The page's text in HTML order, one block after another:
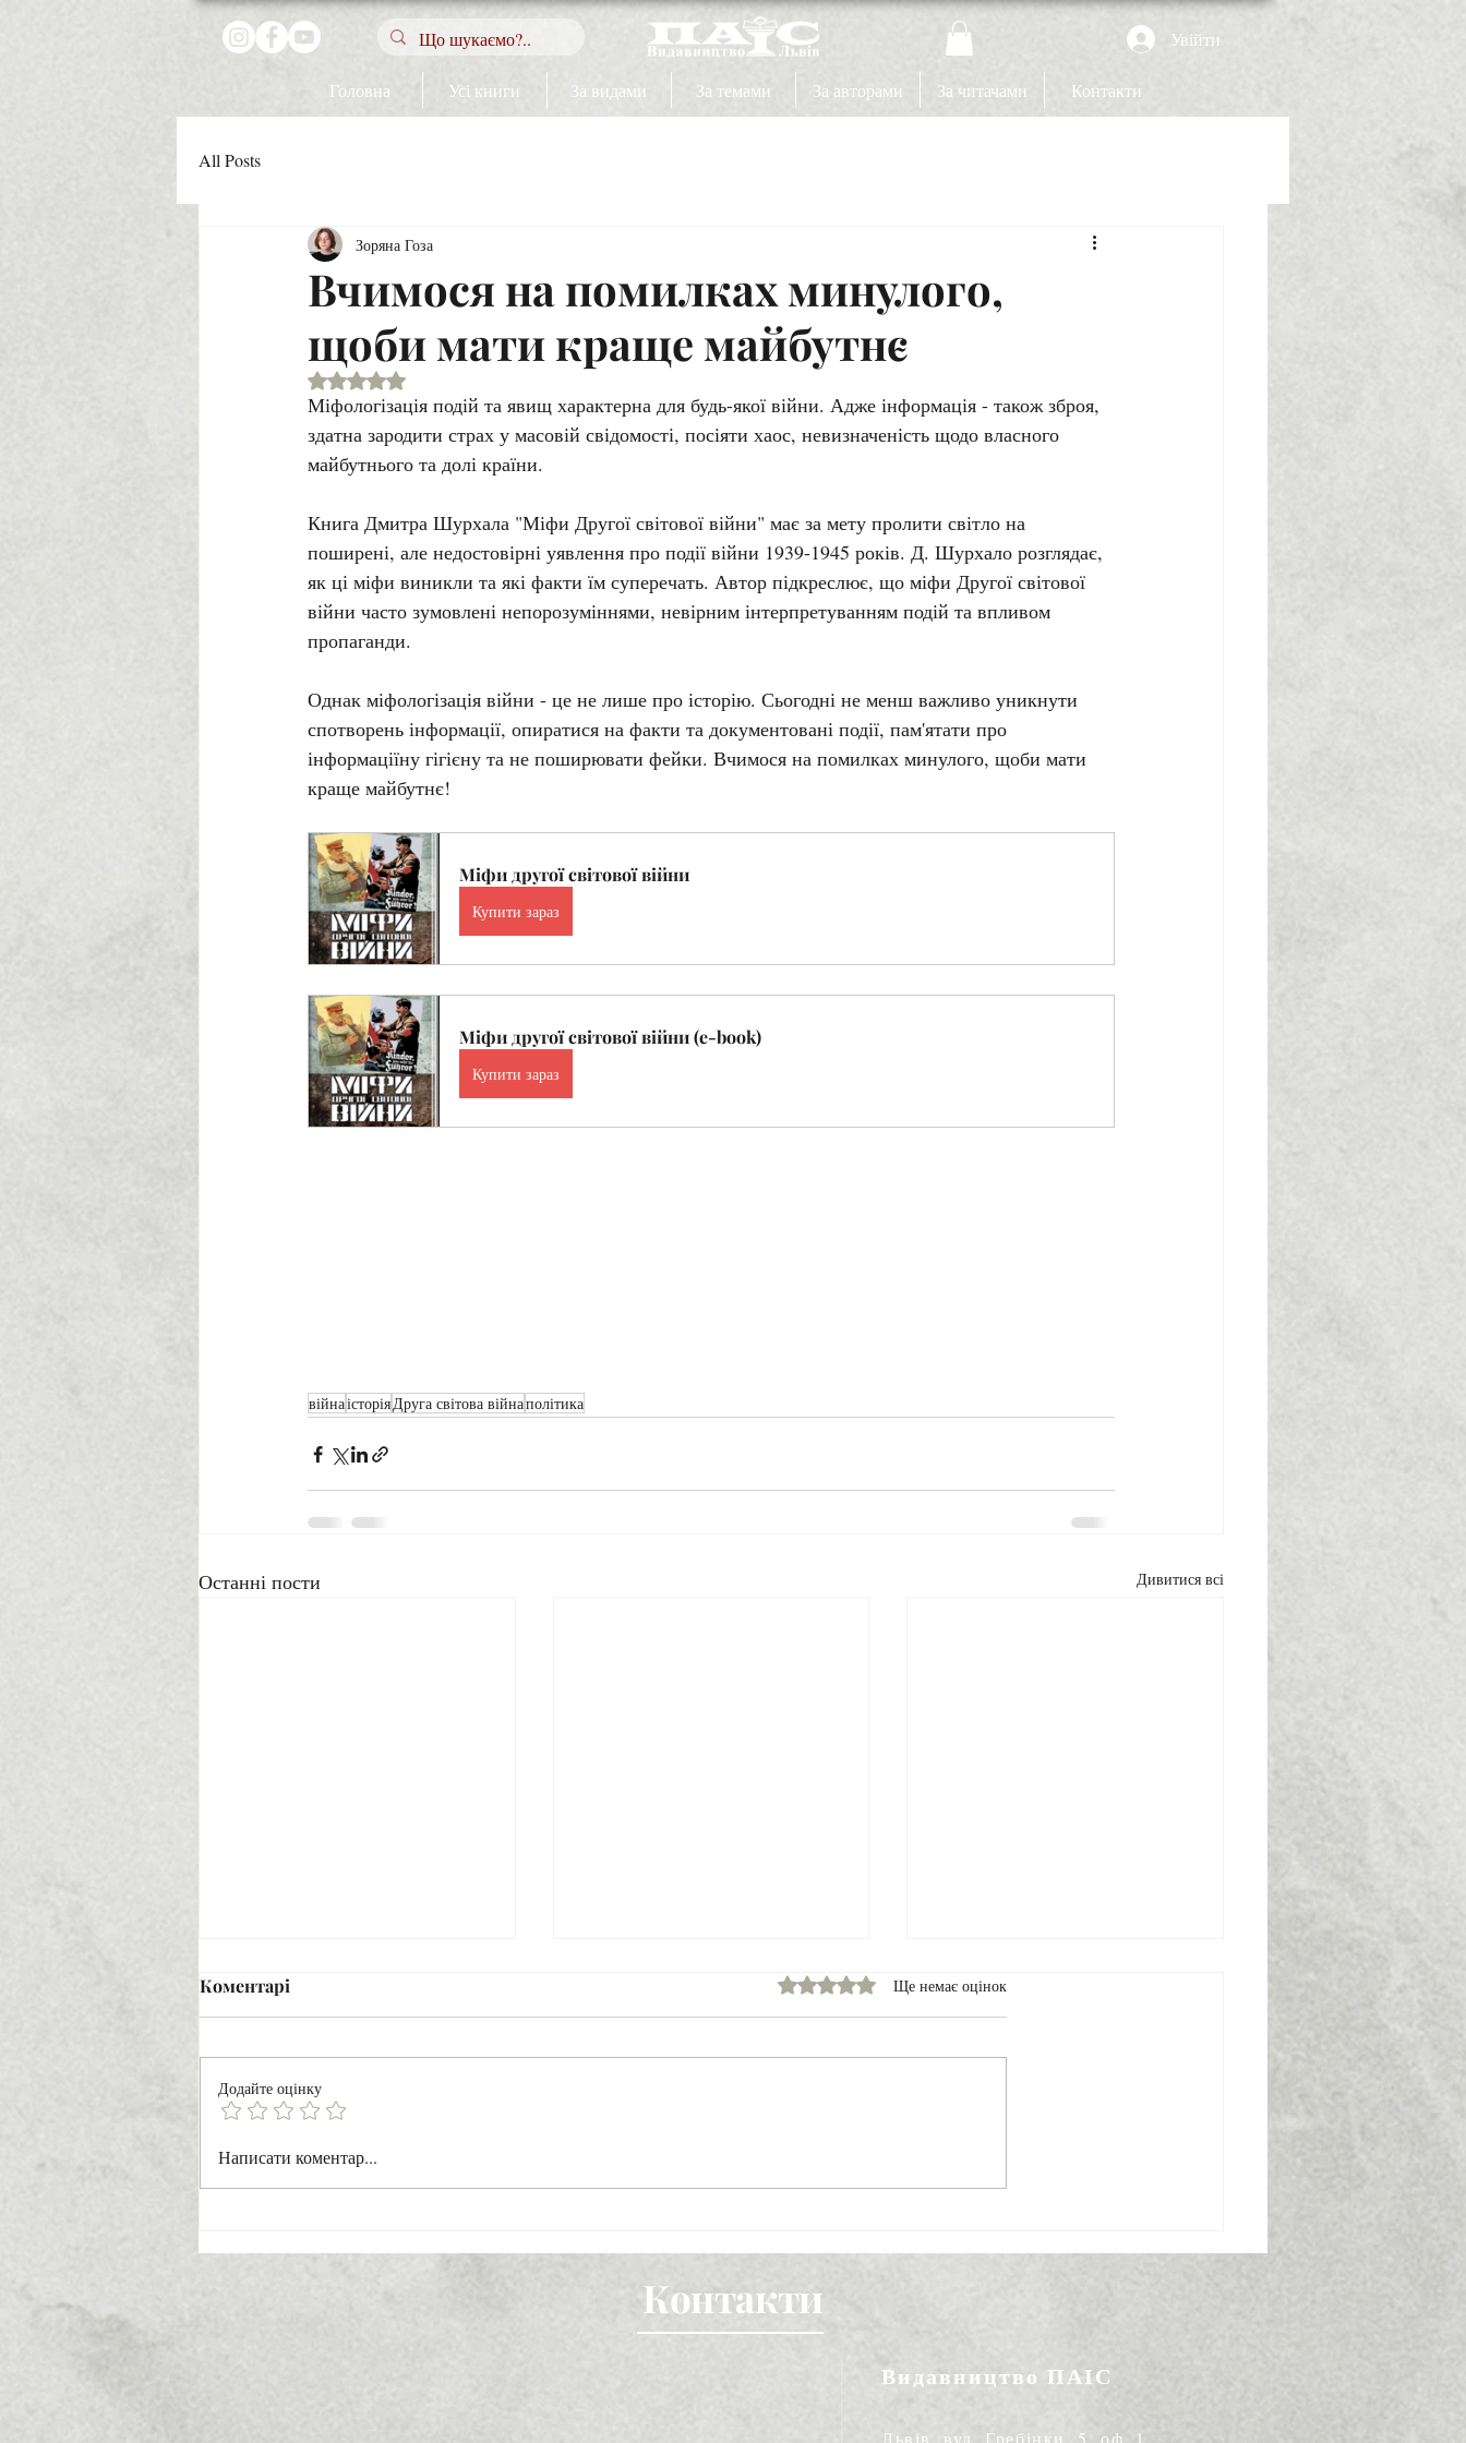
Увійти
Головна Усі книги За видами За темами За авторами За читачами Контакти
All Posts
Вчимося на помилках минулого,
щоби мати краще майбутнє
Зоряна Гоза
Оцінка: NaN з 5 зірок.
Міфологізація подій та явищ характерна для будь-якої війни. Адже інформація - також зброя,
здатна зародити страх у масовій свідомості, посіяти хаос, невизначеність щодо власного
майбутнього та долі країни.
Книга Дмитра Шурхала "Міфи Другої світової війни" має за мету пролити світло на
поширені, але недостовірні уявлення про події війни 1939-1945 років. Д. Шурхало розглядає,
як ці міфи виникли та які факти їм суперечать. Автор підкреслює, що міфи Другої світової
війни часто зумовлені непорозуміннями, невірним інтерпретуванням подій та впливом
пропаганди.
Однак міфологізація війни - це не лише про історію. Сьогодні не менш важливо уникнути
спотворень інформації, опиратися на факти та документовані події, пам'ятати про
інформаціїну гігієну та не поширювати фейки. Вчимося на помилках минулого, щоби мати
краще майбутнє!
Міфи другої світової війни
Купити зараз
Міфи другої світової війни (e-book)
Купити зараз
війнаісторіяДруга світова війнаполітика
Останні пости Дивитися всі
Мелодія двох сердець
Коментарі Оцінка: 0 з 5 зірок.Ще немає оцінок
Додайте оцінку
Написати коментар...
Контакти
Видавництво ПАІС
Львів, вул. Гребінки, 5, оф. 1